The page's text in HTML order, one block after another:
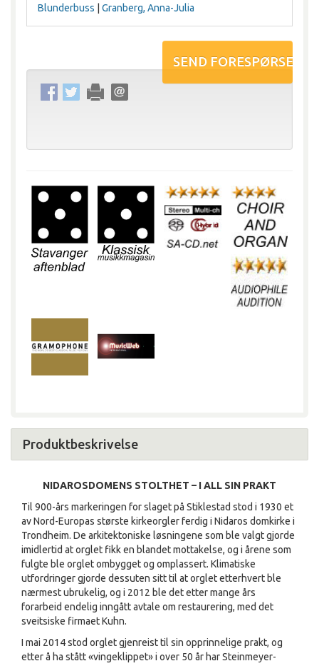
Blunderbuss
Granberg, Anna-Julia
Produktbeskrivelse
NIDAROSDOMENS STOLTHET – I ALL SIN PRAKT
Til 900-års markeringen for slaget på Stiklestad stod i 1930 et
av Nord-Europas største kirkeorgler ferdig i Nidaros domkirke i
Trondheim. De arkitektoniske løsningene som ble valgt gjorde
imidlertid at orglet fikk en blandet mottakelse, og i årene som
fulgte ble orglet ombygget og omplassert. Klimatiske
utfordringer gjorde dessuten sitt til at orglet etterhvert ble
nærmest ubrukelig, og i 2012 ble det etter mange års
forarbeid endelig inngått avtale om restaurering, med det
sveitsiske firmaet Kuhn.
I mai 2014 stod orglet gjenreist til sin opprinnelige prakt, og
etter å ha stått «vingeklippet» i over 50 år har Steinmeyer-